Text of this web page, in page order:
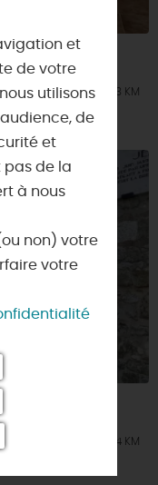
À 0.3 KM
À 0.4 KM
et
de votre
utilisons
de
et
pas de la
à nous
non) votre
votre